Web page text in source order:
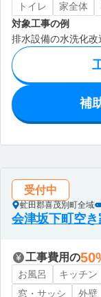
トイレ
家全体
対象工事の例
排水設備の水洗化
補
受付中
虻田郡喜茂別町全域
会津坂下町空
工事費用の
お風呂
キッチン
窓・サッシ
外壁